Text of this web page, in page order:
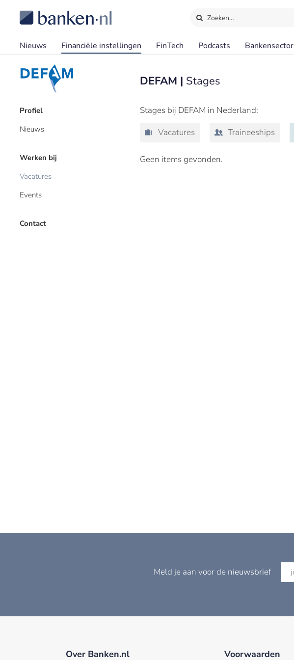
Zoeken…
Nieuws Financiële instellingen FinTech Podcasts Bankensector
Profiel
Nieuws
Werken bij
Vacatures
Events
Contact
DEFAM | Stages
Stages bij DEFAM in Nederland:
Vacatures
Traineeships
Geen items gevonden.
Meld je aan voor de nieuwsbrief
Over Banken.nl Voorwaarden